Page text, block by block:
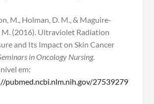
M., Holman, D. M., & Maguire-
M. (2016). Ultraviolet Radiation
and Its Impact on Skin Cancer
in Oncology Nursing.
em:
pubmed.ncbi.nlm.nih.gov/27539279